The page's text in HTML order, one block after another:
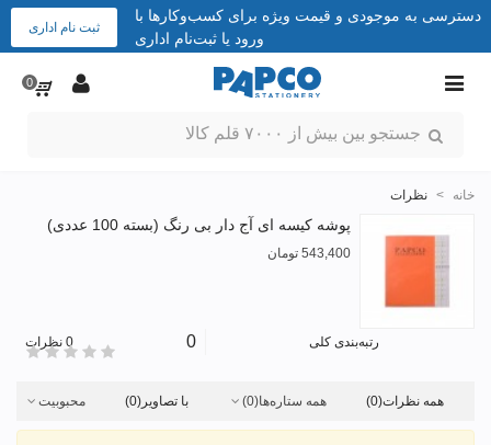
دسترسی به موجودی و قیمت ویژه برای کسب‌وکارها با
ورود یا ثبت‌نام اداری
ثبت نام اداری
0
خانه > نظرات
پوشه کیسه ای آج دار بی رنگ (بسته 100 عددی)
543,400 تومان
رتبه‌بندی کلی 0 0 نظرات
همه نظرات(0) همه ستاره‌ها(0) با تصاویر (0) محبوبیت